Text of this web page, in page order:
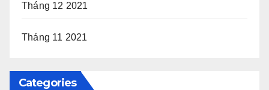
Tháng 12 2021
Tháng 11 2021
Categories